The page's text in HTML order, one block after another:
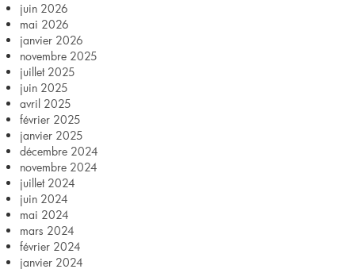
juin 2026
mai 2026
janvier 2026
novembre 2025
juillet 2025
juin 2025
avril 2025
février 2025
janvier 2025
décembre 2024
novembre 2024
juillet 2024
juin 2024
mai 2024
mars 2024
février 2024
janvier 2024